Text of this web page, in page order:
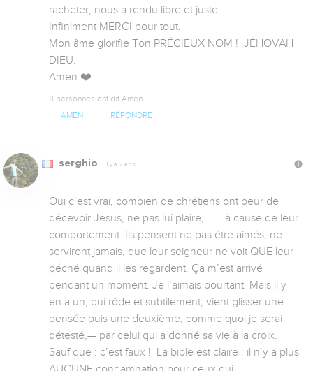
racheter, nous a rendu libre et juste.
Infiniment MERCI pour tout.
Mon âme glorifie Ton PRÉCIEUX NOM !  JÉHOVAH
DIEU.
Amen ❤️
8 personnes ont dit Amen
AMEN RÉPONDRE
serghio Il y a 2 ans
Oui c’est vrai, combien de chrétiens ont peur de
décevoir Jesus, ne pas lui plaire,—— à cause de leur
comportement. Ils pensent ne pas être aimés, ne
serviront jamais, que leur seigneur ne voit QUE leur
péché quand il les regardent. Ça m’est arrivé
pendant un moment. Je l’aimais pourtant. Mais il y
en a un, qui rôde et subtilement, vient glisser une
pensée puis une deuxième, comme quoi je serai
détesté,— par celui qui a donné sa vie à la croix.
Sauf que : c’est faux !  La bible est claire : il n’y a plus